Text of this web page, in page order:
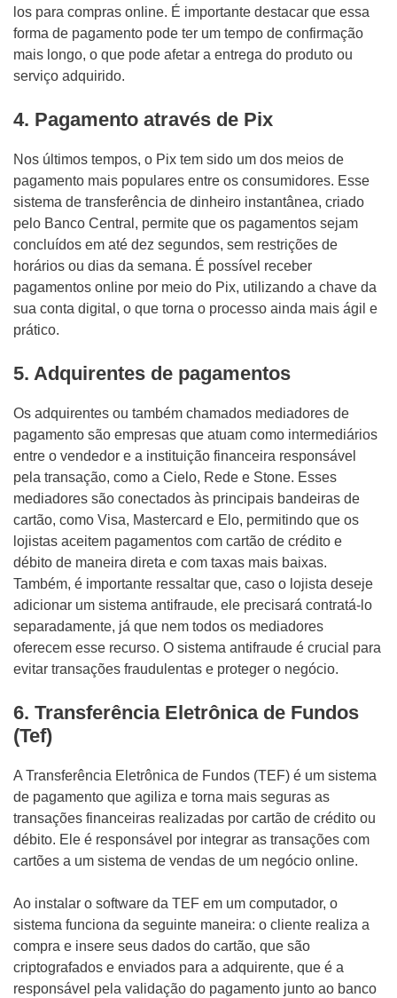
los para compras online. É importante destacar que essa
forma de pagamento pode ter um tempo de confirmação
mais longo, o que pode afetar a entrega do produto ou
serviço adquirido.
4. Pagamento através de Pix
Nos últimos tempos, o Pix tem sido um dos meios de
pagamento mais populares entre os consumidores. Esse
sistema de transferência de dinheiro instantânea, criado
pelo Banco Central, permite que os pagamentos sejam
concluídos em até dez segundos, sem restrições de
horários ou dias da semana. É possível receber
pagamentos online por meio do Pix, utilizando a chave da
sua conta digital, o que torna o processo ainda mais ágil e
prático.
5. Adquirentes de pagamentos
Os adquirentes ou também chamados mediadores de
pagamento são empresas que atuam como intermediários
entre o vendedor e a instituição financeira responsável
pela transação, como a Cielo, Rede e Stone. Esses
mediadores são conectados às principais bandeiras de
cartão, como Visa, Mastercard e Elo, permitindo que os
lojistas aceitem pagamentos com cartão de crédito e
débito de maneira direta e com taxas mais baixas.
Também, é importante ressaltar que, caso o lojista deseje
adicionar um sistema antifraude, ele precisará contratá-lo
separadamente, já que nem todos os mediadores
oferecem esse recurso. O sistema antifraude é crucial para
evitar transações fraudulentas e proteger o negócio.
6. Transferência Eletrônica de Fundos
(Tef)
A Transferência Eletrônica de Fundos (TEF) é um sistema
de pagamento que agiliza e torna mais seguras as
transações financeiras realizadas por cartão de crédito ou
débito. Ele é responsável por integrar as transações com
cartões a um sistema de vendas de um negócio online.
Ao instalar o software da TEF em um computador, o
sistema funciona da seguinte maneira: o cliente realiza a
compra e insere seus dados do cartão, que são
criptografados e enviados para a adquirente, que é a
responsável pela validação do pagamento junto ao banco